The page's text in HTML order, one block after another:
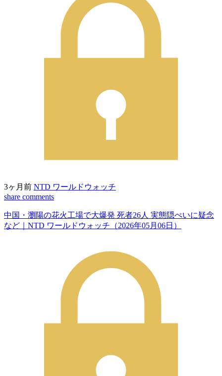
3ヶ月前 NTD ワールドウォッチ
share comments
中国・瀏陽の花火工場で大爆発 死者26人 実態隠ぺいに疑念
など｜NTD ワールドウォッチ（2026年05月06日）